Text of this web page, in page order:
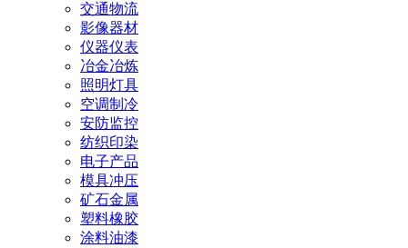
交通物流
影像器材
仪器仪表
冶金冶炼
照明灯具
空调制冷
安防监控
纺织印染
电子产品
模具冲压
矿石金属
塑料橡胶
涂料油漆